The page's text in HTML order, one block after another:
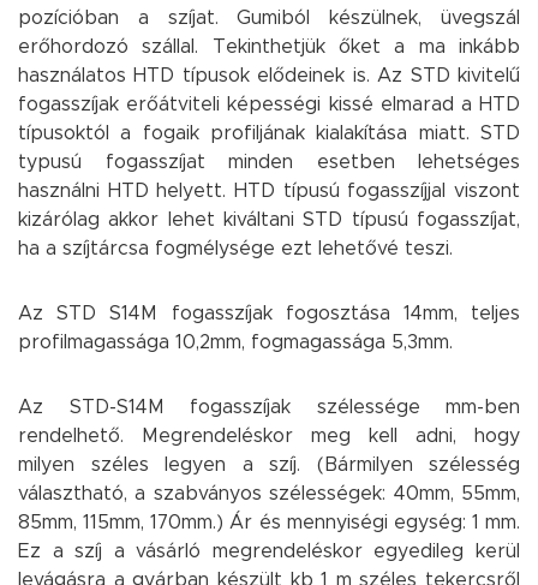
pozícióban a szíjat. Gumiból készülnek, üvegszál
erőhordozó szállal. Tekinthetjük őket a ma inkább
használatos HTD típusok elődeinek is. Az STD kivitelű
fogasszíjak erőátviteli képességi kissé elmarad a HTD
típusoktól a fogaik profiljának kialakítása miatt. STD
typusú fogasszíjat minden esetben lehetséges
használni HTD helyett. HTD típusú fogasszíjjal viszont
kizárólag akkor lehet kiváltani STD típusú fogasszíjat,
ha a szíjtárcsa fogmélysége ezt lehetővé teszi.
Az STD S14M fogasszíjak fogosztása 14mm, teljes
profilmagassága 10,2mm, fogmagassága 5,3mm.
Az STD-S14M fogasszíjak szélessége mm-ben
rendelhető. Megrendeléskor meg kell adni, hogy
milyen széles legyen a szíj. (Bármilyen szélesség
választható, a szabványos szélességek: 40mm, 55mm,
85mm, 115mm, 170mm.) Ár és mennyiségi egység: 1 mm.
Ez a szíj a vásárló megrendeléskor egyedileg kerül
levágásra a gyárban készült kb 1 m széles tekercsről